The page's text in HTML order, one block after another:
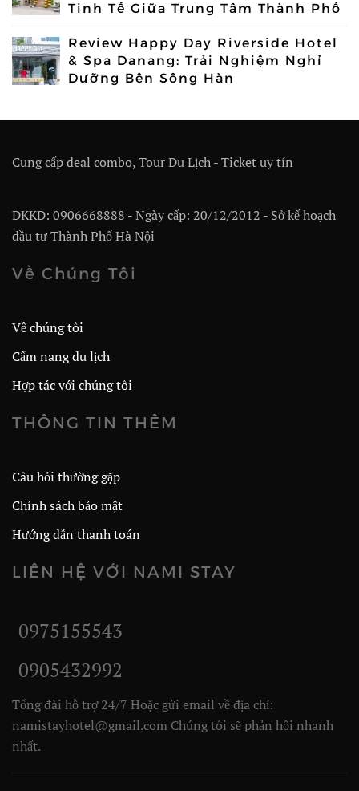
Tinh Tế Giữa Trung Tâm Thành Phố
Review Happy Day Riverside Hotel
& Spa Danang: Trải Nghiệm Nghỉ
Dưỡng Bên Sông Hàn
Cung cấp deal combo, Tour Du Lịch - Ticket uy tín
DKKD: 0906668888 - Ngày cấp: 20/12/2012 - Sở kế hoạch
đầu tư Thành Phố Hà Nội
Về Chúng Tôi
Về chúng tôi
Cẩm nang du lịch
Hợp tác với chúng tôi
THÔNG TIN THÊM
Câu hỏi thường gặp
Chính sách bảo mật
Hướng dẫn thanh toán
LIÊN HỆ VỚI NAMI STAY
0975155543
0905432992
Tổng đài hỗ trợ 24/7 Hoặc gửi email về địa chỉ:
namistayhotel@gmail.com Chúng tôi sẽ phản hồi nhanh
nhất.